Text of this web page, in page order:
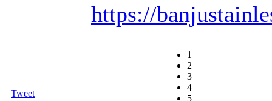
https://
Tweet
1
2
3
4
5